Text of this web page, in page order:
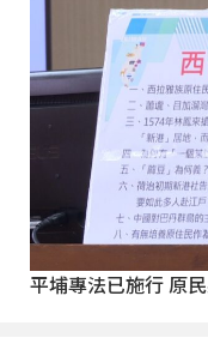
平埔專法已施行 原